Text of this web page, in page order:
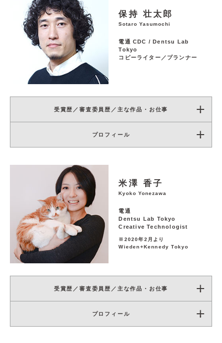
保持 壮太郎
Sotaro Yasumochi
電通 CDC / Dentsu Lab
Tokyo
コピーライター／プランナー
受賞歴／審査委員歴／主な作品・お仕事
プロフィール
米澤 香子
Kyoko Yonezawa
電通
Dentsu Lab Tokyo
Creative Technologist
※2020年2月より
Wieden+Kennedy Tokyo
受賞歴／審査委員歴／主な作品・お仕事
プロフィール